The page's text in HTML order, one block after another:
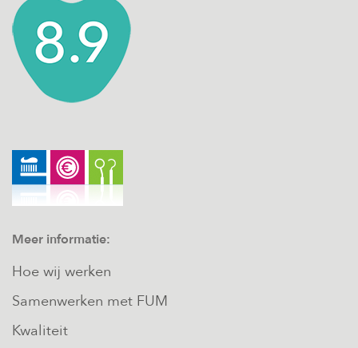
Meer informatie:
Hoe wij werken
Samenwerken met FUM
Kwaliteit